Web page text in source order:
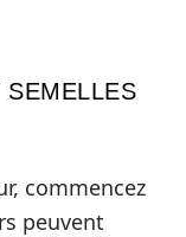
SEMELLES
commencez
peuvent